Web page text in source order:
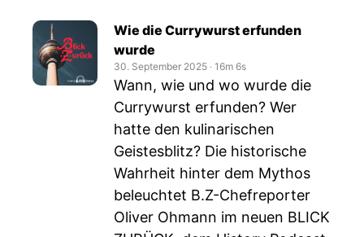
Wie die Currywurst erfunden
wurde
30. September 2025 ‧ 16m 6s
Wann, wie und wo wurde die
Currywurst erfunden? Wer
hatte den kulinarischen
Geistesblitz? Die historische
Wahrheit hinter dem Mythos
beleuchtet B.Z-Chefreporter
Oliver Ohmann im neuen BLICK